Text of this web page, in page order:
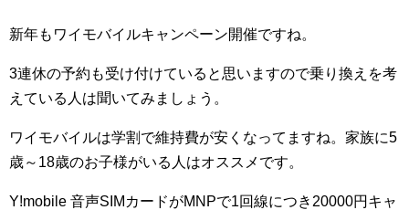
新年もワイモバイルキャンペーン開催ですね。
3連休の予約も受け付けていると思いますので乗り換えを考
えている人は聞いてみましょう。
ワイモバイルは学割で維持費が安くなってますね。家族に5
歳～18歳のお子様がいる人はオススメです。
Y!mobile 音声SIMカードがMNPで1回線につき20000円キャ